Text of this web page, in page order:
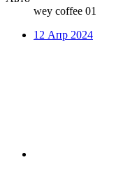
wey coffee 01
12 Апр 2024